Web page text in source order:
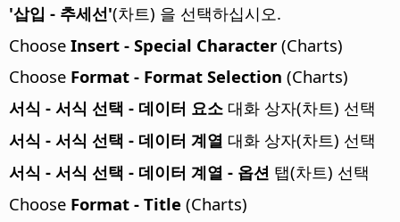
'삽입 - 추세선'(차트) 을 선택하십시오.
Choose Insert - Special Character (Charts)
Choose Format - Format Selection (Charts)
서식 - 서식 선택 - 데이터 요소 대화 상자(차트) 선택
서식 - 서식 선택 - 데이터 계열 대화 상자(차트) 선택
서식 - 서식 선택 - 데이터 계열 - 옵션 탭(차트) 선택
Choose Format - Title (Charts)